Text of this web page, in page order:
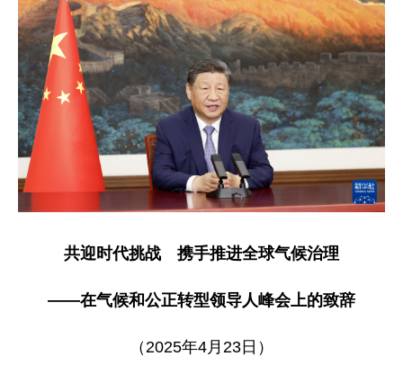
共迎时代挑战 携手推进全球气候治理
——在气候和公正转型领导人峰会上的致辞
（2025年4月23日）